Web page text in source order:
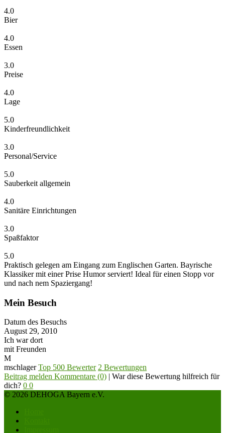
4.0
Bier
4.0
Essen
3.0
Preise
4.0
Lage
5.0
Kinderfreundlichkeit
3.0
Personal/Service
5.0
Sauberkeit allgemein
4.0
Sanitäre Einrichtungen
3.0
Spaßfaktor
5.0
Praktisch gelegen am Eingang zum Englischen Garten. Bayrische
Klassiker mit einer Prise Humor serviert! Ideal für einen Stopp vor
und nach nem Spaziergang!
Mein Besuch
Datum des Besuchs
August 29, 2010
Ich war dort
mit Freunden
M
mschlager Top 500 Bewerter 2 Bewertungen
Beitrag melden Kommentare (0) | War diese Bewertung hilfreich für
dich? 0 0
© 2026 DEHOGA Bayern e.V.